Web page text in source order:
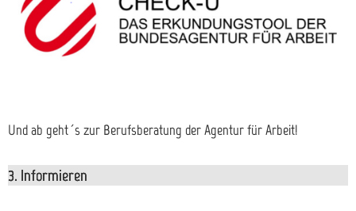
Und ab geht´s zur Berufsberatung der Agentur für Arbeit!
3. Informieren